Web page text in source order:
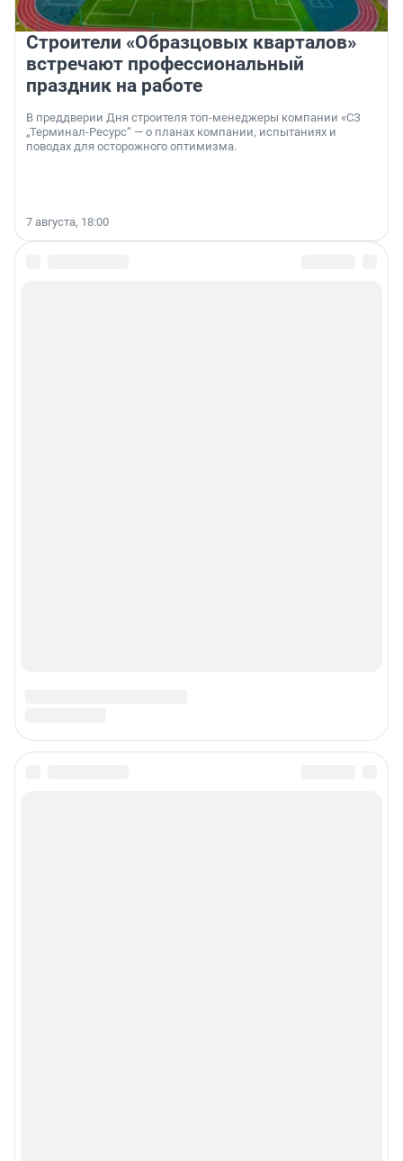
Строители «Образцовых кварталов»
встречают профессиональный
праздник на работе
В преддверии Дня строителя топ-менеджеры компании «СЗ
„Терминал-Ресурс“ — о планах компании, испытаниях и
поводах для осторожного оптимизма.
7 августа, 18:00